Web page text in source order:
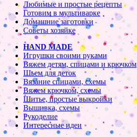
Любимые и простые рецепты
Готовим в мультиварке
Домашние заготовки
Советы хозяйке
HAND MADE
Игрушки своими руками
Вяжем детям, спицами и крючком
Шьем для деток
Вязание спицами, схемы
Вяжем крючком, схемы
Шитье, простые выкройки
Вышивка, схемы
Рукоделие
Интересные идеи